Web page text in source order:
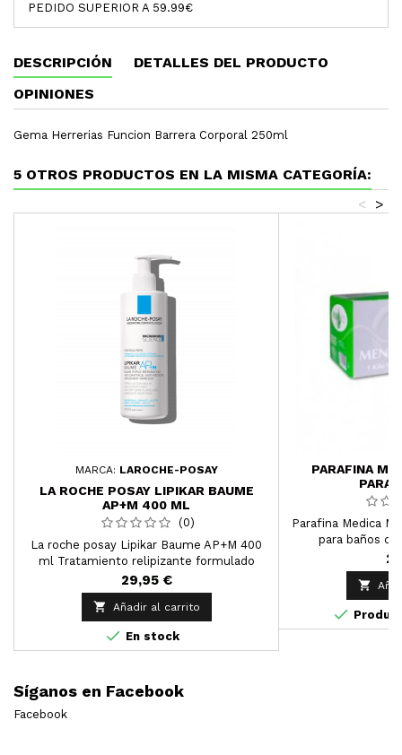
PEDIDO SUPERIOR A 59.99€
DESCRIPCIÓN
DETALLES DEL PRODUCTO
OPINIONES
Gema Herrerias Funcion Barrera Corporal 250ml
5 OTROS PRODUCTOS EN LA MISMA CATEGORÍA:
>
<
MARCA: LAROCHE-POSAY
LA ROCHE POSAY LIPIKAR BAUME
AP+M 400 ML
(0)
La roche posay Lipikar Baume AP+M 400
ml Tratamiento relipizante formulado
específicamente para las pieles muy secas,
irritadas y con picores. ApropiadLa roche
posay para la piel del bebé, del niño y del
adulto.
29,95 €
 Añadir al carrito
 En stock
PARAFINA
Parafina Medica
para baños


Síganos en Facebook
Facebook